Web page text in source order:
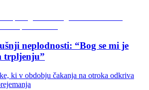
neplodnosti: “Bog se mi je
trpljenju”
ki v obdobju čakanja na otroka odkriva